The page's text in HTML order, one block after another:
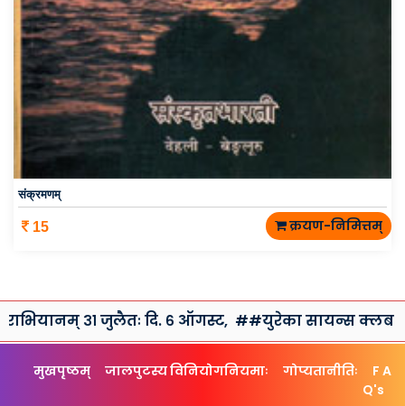
संक्रमणम्
15 क्रयण-निमित्तम्
३१ जुलैतः दि. ६ ऑगस्ट, ##युरेका सायन्स क्लब तथा
मुखपृष्ठम् जालपुटस्य विनियोगनियमाः गोप्यतानीतिः
F A
Q's